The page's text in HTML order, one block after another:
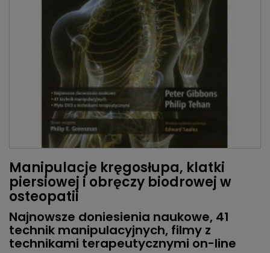
Manipulacje kręgosłupa, klatki
piersiowej i obręczy biodrowej w
osteopatii
Najnowsze doniesienia naukowe, 41
technik manipulacyjnych, filmy z
technikami terapeutycznymi on-line